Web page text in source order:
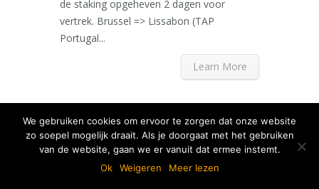
de staking opgeheven 2 dagen voor
vertrek. Brussel => Lissabon (TAP
Portugal...
Learn More
We gebruiken cookies om ervoor te zorgen dat onze website
zo soepel mogelijk draait. Als je doorgaat met het gebruiken
van de website, gaan we er vanuit dat ermee instemt.
Ok
Weigeren Meer lezen